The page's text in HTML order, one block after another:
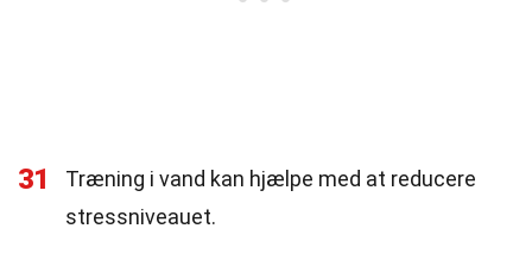
31
Træning i vand kan hjælpe med at reducere
stressniveauet.